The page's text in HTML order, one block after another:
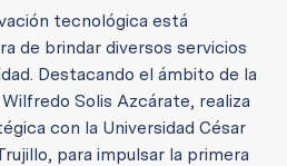
tecnológica está
de brindar diversos servicios
Destacando el ámbito de la
Solis Azcárate, realiza
con la Universidad César
para impulsar la primera